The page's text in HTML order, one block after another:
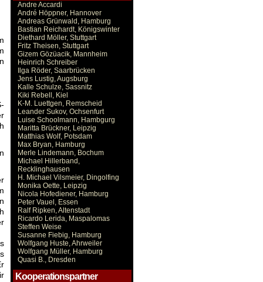
Andre Accardi
André Höppner, Hannover
Andreas Grünwald, Hamburg
Bastian Reichardt, Königswinter
Diethard Möller, Stuttgart
Fritz Theisen, Stuttgart
Gizem Gözüacik, Mannheim
Heinrich Schreiber
Ilga Röder, Saarbrücken
Jens Lustig, Augsburg
Kalle Schulze, Sassnitz
Kiki Rebell, Kiel
K-M. Luettgen, Remscheid
Leander Sukov, Ochsenfurt
Luise Schoolmann, Hambgurg
Maritta Brückner, Leipzig
Matthias Wolf, Potsdam
Max Bryan, Hamburg
Merle Lindemann, Bochum
Michael Hillerband,
Recklinghausen
H. Michael Vilsmeier, Dingolfing
Monika Oette, Leipzig
Nicola Hofediener, Hamburg
Peter Vauel, Essen
Ralf Ripken, Altenstadt
Ricardo Lerida, Maspalomas
Steffen Weise
Susanne Fiebig, Hamburg
Wolfgang Huste, Ahrweiler
Wolfgang Müller, Hamburg
Quasi B., Dresden
Kooperationspartner